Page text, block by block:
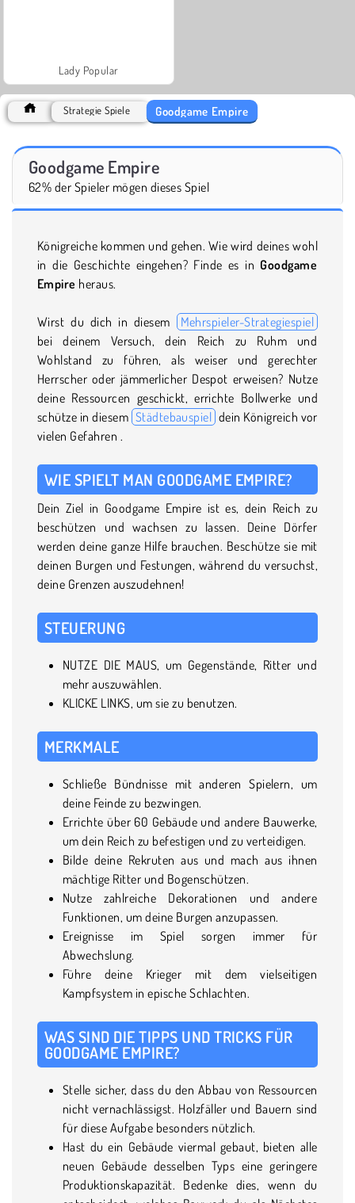
Lady Popular
Strategie Spiele Goodgame Empire
Goodgame Empire
62% der Spieler mögen dieses Spiel
Königreiche kommen und gehen. Wie wird deines wohl
in die Geschichte eingehen? Finde es in Goodgame
Empire heraus.
Wirst du dich in diesem
Mehrspieler-Strategiespiel
bei deinem Versuch, dein Reich zu Ruhm und
Wohlstand zu führen, als weiser und gerechter
Herrscher oder jämmerlicher Despot erweisen? Nutze
deine Ressourcen geschickt, errichte Bollwerke und
schütze in diesem Städtebauspiel dein Königreich vor
vielen Gefahren .
WIE SPIELT MAN GOODGAME EMPIRE?
Dein Ziel in Goodgame Empire ist es, dein Reich zu
beschützen und wachsen zu lassen. Deine Dörfer
werden deine ganze Hilfe brauchen. Beschütze sie mit
deinen Burgen und Festungen, während du versuchst,
deine Grenzen auszudehnen!
STEUERUNG
NUTZE DIE MAUS, um Gegenstände, Ritter und
mehr auszuwählen.
KLICKE LINKS, um sie zu benutzen.
MERKMALE
Schließe Bündnisse mit anderen Spielern, um
deine Feinde zu bezwingen.
Errichte über 60 Gebäude und andere Bauwerke,
um dein Reich zu befestigen und zu verteidigen.
Bilde deine Rekruten aus und mach aus ihnen
mächtige Ritter und Bogenschützen.
Nutze zahlreiche Dekorationen und andere
Funktionen, um deine Burgen anzupassen.
Ereignisse im Spiel sorgen immer für
Abwechslung.
Führe deine Krieger mit dem vielseitigen
Kampfsystem in epische Schlachten.
WAS SIND DIE TIPPS UND TRICKS FÜR
GOODGAME EMPIRE?
Stelle sicher, dass du den Abbau von Ressourcen
nicht vernachlässigst. Holzfäller und Bauern sind
für diese Aufgabe besonders nützlich.
Hast du ein Gebäude viermal gebaut, bieten alle
neuen Gebäude desselben Typs eine geringere
Produktionskapazität. Bedenke dies, wenn du